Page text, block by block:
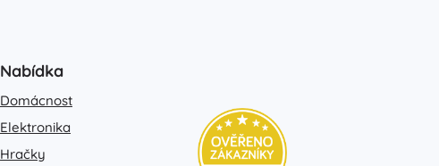
Nabídka
Domácnost
Elektronika
Hračky